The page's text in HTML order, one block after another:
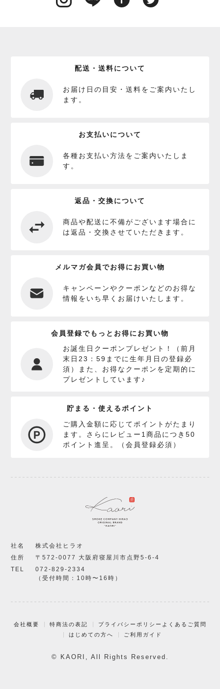
配送・送料について
お届け日の目安・送料をご案内いたし
ます。
お支払いについて
各種お支払い方法をご案内いたしま
す。
返品・交換について
商品や配送に不備がございます場合に
は返品・交換させていただきます。
メルマガ会員でお得にお買い物
キャンペーンやクーポンなどのお得な
情報をいち早くお届けいたします。
会員登録でもっとお得にお買い物
お誕生日クーポンプレゼント！（前月
末日23：59までに生年月日の登録必
須）また、お得なクーポンを定期的に
プレゼントしています♪
貯まる・使えるポイント
ご購入金額に応じてポイントがたまり
ます。さらにレビュー1商品につき50
ポイント進呈。（会員登録必須）
社名
株式会社ヒラオ
住所
〒572-0077 大阪府寝屋川市点野5-6-4
TEL
072-829-2334
（受付時間：10時〜16時）
会社概要 特商法の表記 プライバシーポリシー よくあるご質問
はじめての方へ
ご利用ガイド
© KAORI, All Rights Reserved.